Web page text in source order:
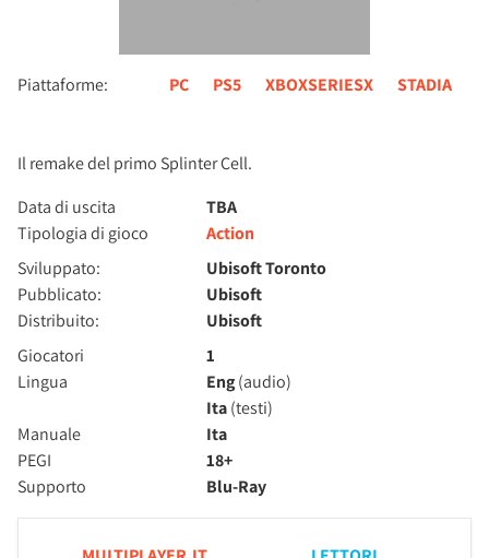
Piattaforme: PC PS5 XBOXSERIESX STADIA
Il remake del primo Splinter Cell.
Data di uscita
TBA
Tipologia di gioco
Action
Sviluppato:
Ubisoft Toronto
Pubblicato:
Ubisoft
Distribuito:
Ubisoft
Giocatori
1
Lingua
Eng(audio)
Ita(testi)
Manuale
Ita
PEGI
18+
Supporto
Blu-Ray